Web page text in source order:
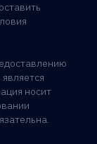
носит